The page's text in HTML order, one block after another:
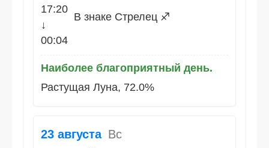
17:20
↓
00:04
В знаке Стрелец ♐
Наиболее благоприятный день.
Растущая Луна, 72.0%
23 августа Вс